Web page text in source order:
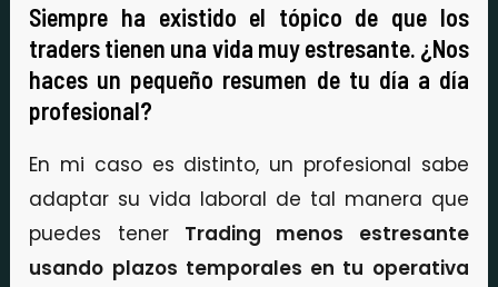
Siempre ha existido el tópico de que los
traders tienen una vida muy estresante. ¿Nos
haces un pequeño resumen de tu día a día
profesional?
En mi caso es distinto, un profesional sabe
adaptar su vida laboral de tal manera que
puedes tener Trading menos estresante
usando plazos temporales en tu operativa